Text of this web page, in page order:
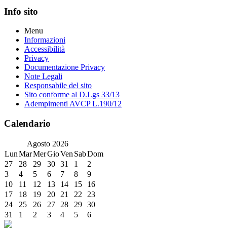
Info sito
Menu
Informazioni
Accessibilità
Privacy
Documentazione Privacy
Note Legali
Responsabile del sito
Sito conforme al D.Lgs 33/13
Adempimenti AVCP L.190/12
Calendario
Agosto 2026
LunMarMerGioVen SabDom
27
28 29 30 31 1
2
3
4 5 6 7 8
9
10
11 12 13 14 15
16
17
18 19 20 21 22
23
24
25 26 27 28 29 30
31
1 2 3 4 5 6